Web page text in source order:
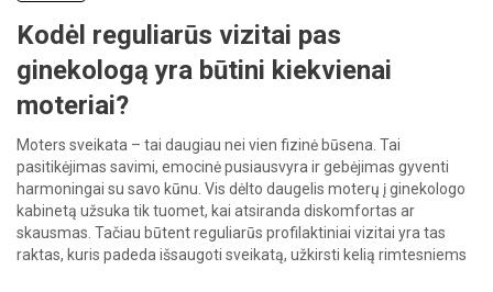
Kodėl reguliarūs vizitai pas
ginekologą yra būtini kiekvienai
moteriai?
Moters sveikata – tai daugiau nei vien fizinė būsena. Tai
pasitikėjimas savimi, emocinė pusiausvyra ir gebėjimas gyventi
harmoningai su savo kūnu. Vis dėlto daugelis moterų į ginekologo
kabinetą užsuka tik tuomet, kai atsiranda diskomfortas ar
skausmas. Tačiau būtent reguliarūs profilaktiniai vizitai yra tas
raktas, kuris padeda išsaugoti sveikatą, užkirsti kelią rimtesniems